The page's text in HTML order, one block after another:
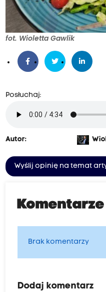
fot. Wioletta Gawlik
Posłuchaj:
Autor:
Wyślij opinię na temat
Brak komentarzy
Dodaj komentarz